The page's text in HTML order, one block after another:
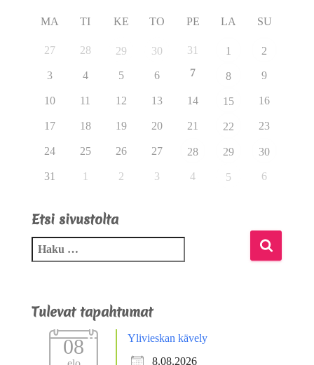
MA TI KE TO PE LA SU
27 28 29 30 31 1 2
3 4 5 6 7 8 9
10 11 12 13 14 15 16
17 18 19 20 21 22 23
24 25 26 27 28 29 30
31 1 2 3 4 5 6
Etsi sivustolta
Tulevat tapahtumat
08
Ylivieskan kävely
8.08.2026